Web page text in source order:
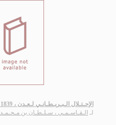
الإحـتـلال الـبـريـطـانـي لـعـدن ، 1839 م .
لـ الـقـاسـمـي ، سـلـطـان بن مـحـمـد